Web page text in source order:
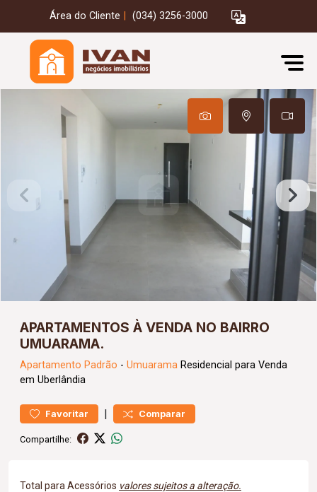
Área do Cliente (034) 3256-3000
APARTAMENTOS À VENDA NO BAIRRO
UMUARAMA.
Apartamento Padrão - Umuarama Residencial para Venda
em Uberlândia
Favoritar | Comparar
Compartilhe:
Total para Acessórios valores sujeitos a alteração.